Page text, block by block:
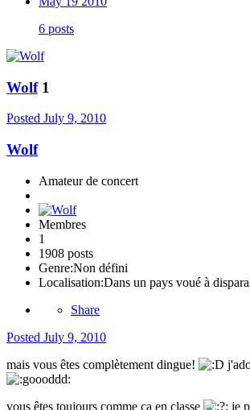
6 posts
Wolf 1
Posted July 9, 2010
Wolf
Amateur de concert
Membres
1
1908 posts
Genre:Non défini
Localisation:Dans un pays voué à
Share
Posted July 9, 2010
mais vous êtes complètement dingue!
vous êtes toujours comme ça en classe je